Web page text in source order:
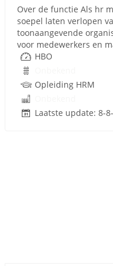
Over de functie Als hr
soepel laten verlopen
toonaangevende
voor medewerkers en
HBO
Opleiding HRM
Laatste update: 8-